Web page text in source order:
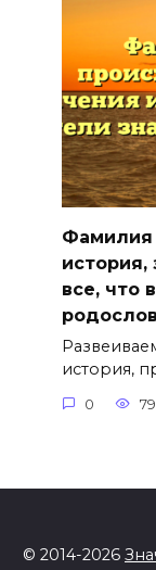
Фамилия
история,
все, что
история,
0 79
© 2014-2026